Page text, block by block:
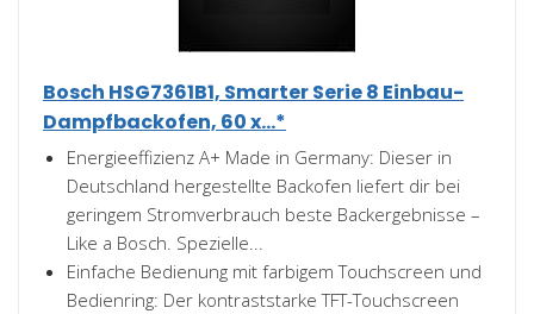
Bosch HSG7361B1, Smarter Serie 8 Einbau-
Dampfbackofen, 60 x...*
Energieeffizienz A+ Made in Germany: Dieser in
Deutschland hergestellte Backofen liefert dir bei
geringem Stromverbrauch beste Backergebnisse –
Like a Bosch. Spezielle...
Einfache Bedienung mit farbigem Touchscreen und
Bedienring: Der kontraststarke TFT-Touchscreen